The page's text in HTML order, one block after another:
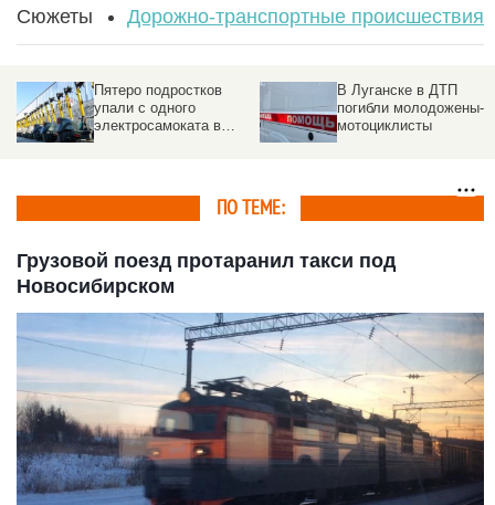
Сюжеты Дорожно-транспортные происшествия
Пятеро подростков
упали с одного
электросамоката в
В Луганске в ДТП
погибли молодожены-
мотоциклисты
ПО ТЕМЕ:
Грузовой поезд протаранил такси под
Новосибирском